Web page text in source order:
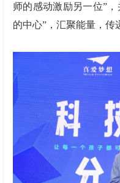
师的感动激励另一位”
的中心”，汇聚能量，传